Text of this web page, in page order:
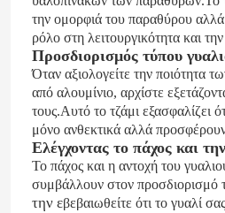
Περίπου εμείς
Γύρος εργοστασίων
Ποιοτικός έλεγχος
Επαφή ΗΠΑ
την ομορφιά του παραθύρου αλλά
ρόλο στη λειτουργικότητα και
Προσδιορισμός τύπου
Όταν αξιολογείτε την ποιότητα
από αλουμίνιο, αρχίστε
τους.Αυτό το τζάμι εξασφαλίζει
μόνο ανθεκτικά αλλά
Ελέγχοντας το πάχος και
Το πάχος και η αντοχή του
συμβάλλουν στον προσδιορισμό
την εβεβαιωθείτε ότι το γυαλί